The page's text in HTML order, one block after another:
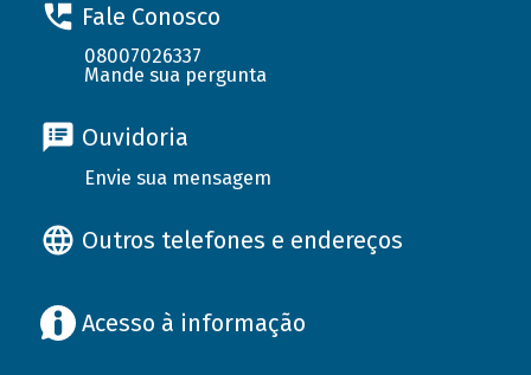
Fale Conosco
08007026337
Mande sua pergunta
Ouvidoria
Envie sua mensagem
Outros telefones e endereços
Acesso à informação